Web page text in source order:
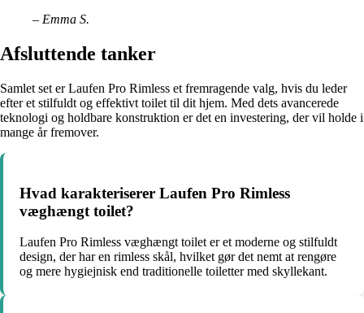
– Emma S.
Afsluttende tanker
Samlet set er Laufen Pro Rimless et fremragende valg, hvis du leder
efter et stilfuldt og effektivt toilet til dit hjem. Med dets avancerede
teknologi og holdbare konstruktion er det en investering, der vil holde i
mange år fremover.
Hvad karakteriserer Laufen Pro Rimless
væghængt toilet?
Laufen Pro Rimless væghængt toilet er et moderne og stilfuldt
design, der har en rimless skål, hvilket gør det nemt at rengøre
og mere hygiejnisk end traditionelle toiletter med skyllekant.